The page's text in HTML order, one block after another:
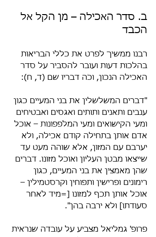
ב. סדר האכילה – מן הקל אל
הכבד
רבנו ממשיך לפרט את כללי הבריאות
בהלכות דעות ועובר להסביר על סדר
האכילה הנכון, וכֹה דבריו שם (ד, ח):
"דברים המשלשלין את בני המעיים כגון
ענבים ותאנים ותותים ואגסים ואבטיחים
ומעי הקישואים ומעי המלפפונות – אוכל
אדם אותן בתחילה קודם אכילה, ולא
יערבם עם המזון, אלא שוהה מעט עד
שייצאו מבטן העליון ואוכל מזונו. דברים
שהן מאמצין את בני המעיים, כגון
רימונים ופרישין ותפוחין וקרסטמילין –
אוכל אותן תכף למזונו [=מיד לאחר
סעודתו] ולא ירבה בהן".
פרופ' גמליאל מצביע על עובדה שנראית